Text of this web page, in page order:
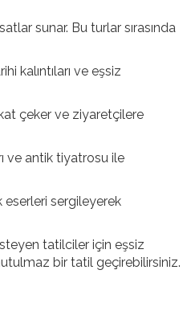
sunar. Bu turlar sırasında
kalıntıları ve eşsiz
çeker ve ziyaretçilere
ve antik tiyatrosu ile
sergileyerek
tatilciler için eşsiz
bir tatil geçirebilirsiniz.